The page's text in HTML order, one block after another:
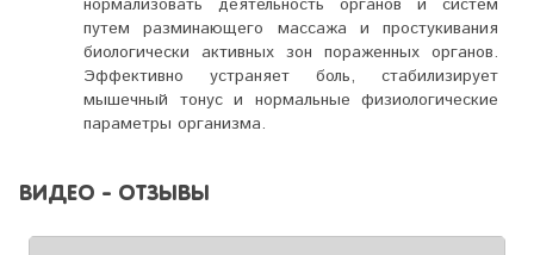
нормализовать деятельность органов и систем
путем разминающего массажа и простукивания
биологически активных зон пораженных органов.
Эффективно устраняет боль, стабилизирует
мышечный тонус и нормальные физиологические
параметры организма.
ВИДЕО - ОТЗЫВЫ